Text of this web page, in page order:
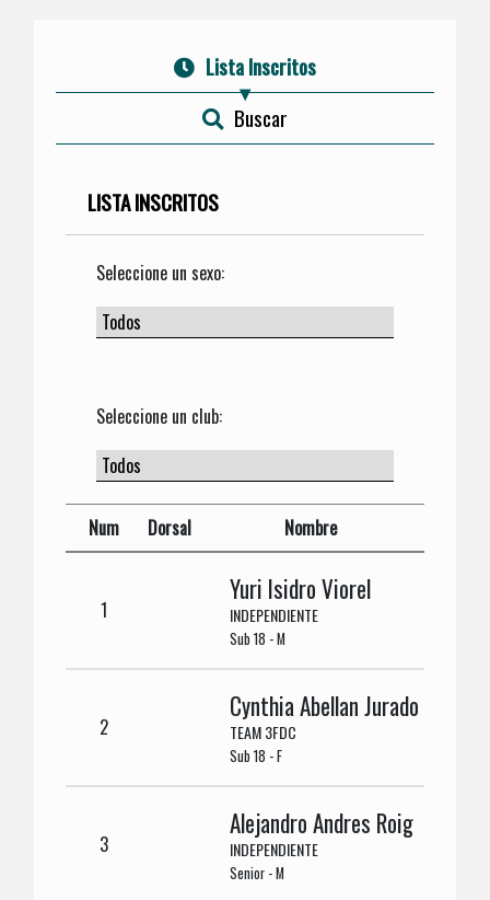
Lista Inscritos
Buscar
LISTA INSCRITOS
Seleccione un sexo:
Seleccione un club:
Num Dorsal Nombre
1
Yuri Isidro Viorel
INDEPENDIENTE
Sub 18 - M
2
Cynthia Abellan Jurado
TEAM 3FDC
Sub 18 - F
3
Alejandro Andres Roig
INDEPENDIENTE
Senior - M